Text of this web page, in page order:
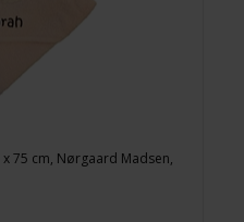
75 cm, Nørgaard Madsen,